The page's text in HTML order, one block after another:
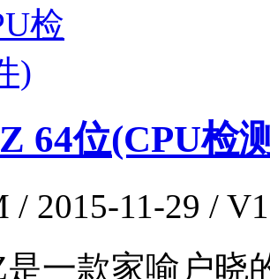
64位(CPU检
/ 2015-11-29 /
是一款家喻户晓